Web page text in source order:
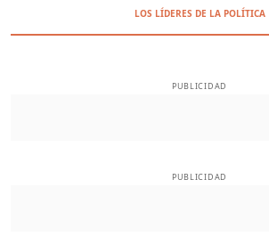
LOS LÍDERES DE LA POLÍTICA
PUBLICIDAD
PUBLICIDAD